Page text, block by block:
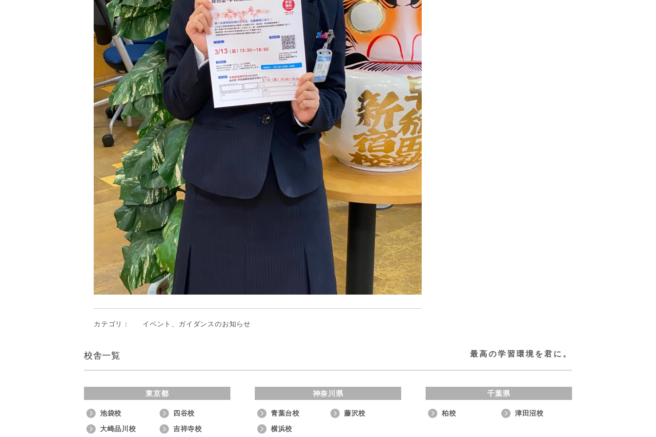
カテゴリ： イベント、ガイダンスのお知らせ
校舎一覧 最高の学習環境を君に。
東京都
池袋校
四谷校
大崎品川校
吉祥寺校
神奈川県
青葉台校
藤沢校
横浜校
千葉県
柏校 津田沼校